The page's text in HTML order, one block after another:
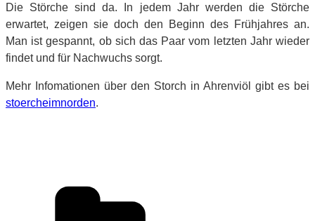
Die Störche sind da. In jedem Jahr werden die Störche
erwartet, zeigen sie doch den Beginn des Frühjahres an.
Man ist gespannt, ob sich das Paar vom letzten Jahr wieder
findet und für Nachwuchs sorgt.
Mehr Infomationen über den Storch in Ahrenviöl gibt es bei
stoercheimnorden.